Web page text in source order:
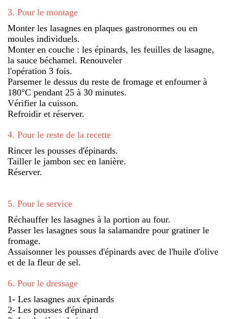
3. Pour le montage
Monter les lasagnes en plaques gastronormes ou en
moules individuels.
Monter en couche : les épinards, les feuilles de lasagne,
la sauce béchamel. Renouveler
l'opération 3 fois.
Parsemer le dessus du reste de fromage et enfourner à
180°C pendant 25 à 30 minutes.
Vérifier la cuisson.
Refroidir et réserver.
4. Pour le reste de la recette
Rincer les pousses d'épinards.
Tailler le jambon sec en lanière.
Réserver.
5. Pour le service
Réchauffer les lasagnes à la portion au four.
Passer les lasagnes sous la salamandre pour gratiner le
fromage.
Assaisonner les pousses d'épinards avec de l'huile d'olive
et de la fleur de sel.
6. Pour le dressage
1- Les lasagnes aux épinards
2- Les pousses d'épinard